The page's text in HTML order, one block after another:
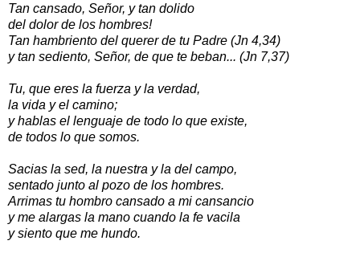
Tan cansado, Señor, y tan dolido
del dolor de los hombres!
Tan hambriento del querer de tu Padre (Jn 4,34)
y tan sediento, Señor, de que te beban... (Jn 7,37)
Tu, que eres la fuerza y la verdad,
la vida y el camino;
y hablas el lenguaje de todo lo que existe,
de todos lo que somos.
Sacias la sed, la nuestra y la del campo,
sentado junto al pozo de los hombres.
Arrimas tu hombro cansado a mi cansancio
y me alargas la mano cuando la fe vacila
y siento que me hundo.